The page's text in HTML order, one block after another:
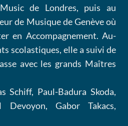
de Londres, puis au
de Musique de Genève où
en Accompagnement. Au-
scolastiques, elle a suivi de
avec les grands Maîtres
Schiff, Paul-Badura Skoda,
Devoyon, Gabor Takacs,